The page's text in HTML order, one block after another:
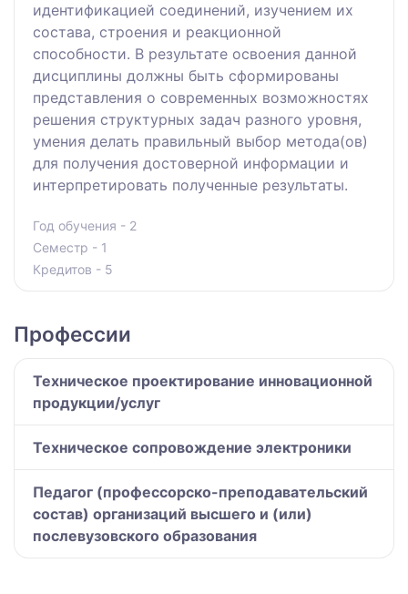
идентификацией соединений, изучением их
состава, строения и реакционной
способности. В результате освоения данной
дисциплины должны быть сформированы
представления о современных возможностях
решения структурных задач разного уровня,
умения делать правильный выбор метода(ов)
для получения достоверной информации и
интерпретировать полученные результаты.
Год обучения - 2
Семестр - 1
Кредитов - 5
Профессии
Техническое проектирование инновационной̆
продукции/услуг
Техническое сопровождение электроники
Педагог (профессорско-преподавательский
состав) организаций высшего и (или)
послевузовского образования